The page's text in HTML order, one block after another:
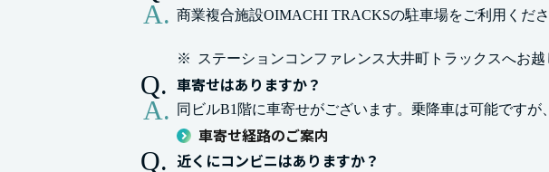
商業複合施設OIMACHI TRACKSの駐車場をご利用くだ
※ ステーションコンファレンス大井町トラックスへお
車寄せはありますか？
同ビルB1階に車寄せがございます。乗降車は可能ですが
車寄せ経路のご案内
近くにコンビニはありますか？